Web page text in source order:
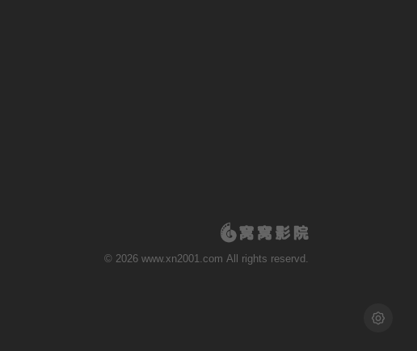
浅色模式
© 2026 www.xn2001.com All rights reservd.